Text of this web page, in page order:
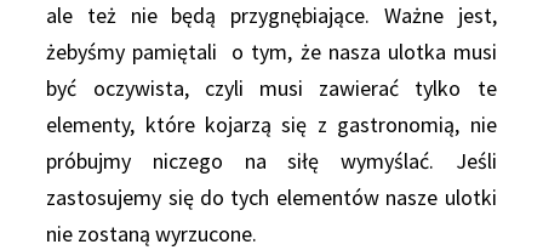
ale też nie będą przygnębiające. Ważne jest,
żebyśmy pamiętali o tym, że nasza ulotka musi
być oczywista, czyli musi zawierać tylko te
elementy, które kojarzą się z gastronomią, nie
próbujmy niczego na siłę wymyślać. Jeśli
zastosujemy się do tych elementów nasze ulotki
nie zostaną wyrzucone.